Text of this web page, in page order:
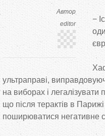
Автор
editor
−
ультраправі,
на виборах і легалізувати
що після терактів в Парижі
поширюватися негативне